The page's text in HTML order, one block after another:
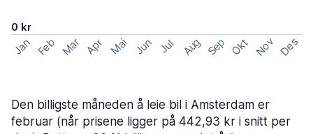
0 kr
Jan Feb Mar Apr Mai Jun Jul Aug Sep Okt Nov Des
Den billigste måneden å leie bil i Amsterdam er
februar (når prisene ligger på 442,93 kr i snitt per